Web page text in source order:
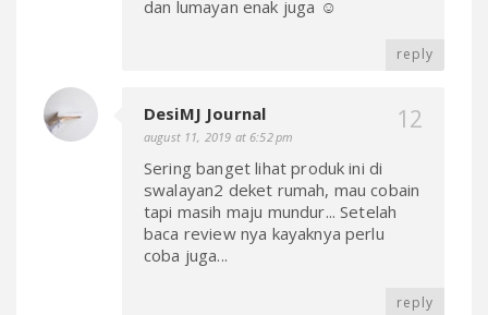
dan lumayan enak juga ☺️
reply
DesiMJ Journal
august 11, 2019 at 6:52 pm
Sering banget lihat produk ini di
swalayan2 deket rumah, mau cobain
tapi masih maju mundur... Setelah
baca review nya kayaknya perlu
coba juga...
reply